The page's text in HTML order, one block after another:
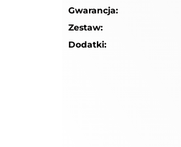
Gwarancja:
Zestaw:
Dodatki: